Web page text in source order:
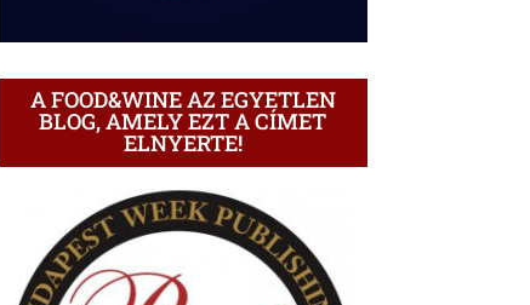
A FOOD&WINE AZ EGYETLEN
BLOG, AMELY EZT A CÍMET
ELNYERTE!